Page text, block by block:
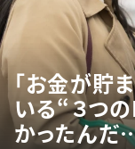
「お金が貯
いる“３つ
かったんだ